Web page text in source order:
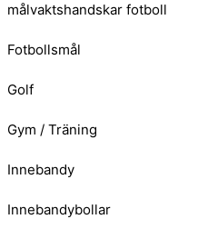
målvaktshandskar fotboll
Fotbollsmål
Golf
Gym / Träning
Innebandy
Innebandybollar